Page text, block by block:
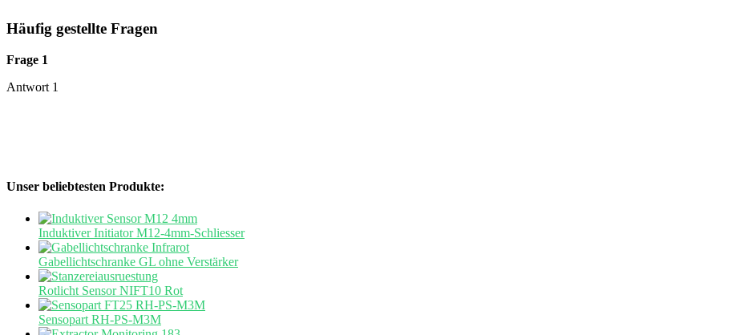
Häufig gestellte Fragen
Frage 1
Antwort 1
Unser beliebtesten Produkte:
Induktiver Initiator M12-4mm-Schliesser
Gabellichtschranke GL ohne Verstärker
Rotlicht Sensor NIFT10 Rot
Sensopart RH-PS-M3M